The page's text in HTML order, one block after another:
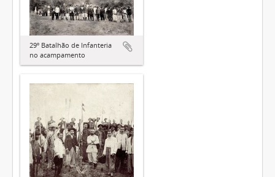
29º Batalhão de Infanteria
no acampamento